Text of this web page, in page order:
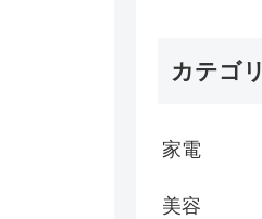
カテゴ
家電
美容